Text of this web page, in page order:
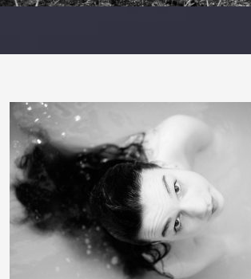
Suivant
Précédent